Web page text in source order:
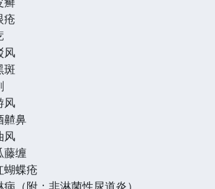
疮
风
斑
风
齄鼻
风
藤缠
蝴蝶疮